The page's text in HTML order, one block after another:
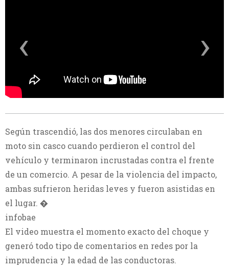
‹ ›
Según trascendió, las dos menores circulaban en
moto sin casco cuando perdieron el control del
vehículo y terminaron incrustadas contra el frente
de un comercio. A pesar de la violencia del impacto,
ambas sufrieron heridas leves y fueron asistidas en
el lugar. �
infobae
El video muestra el momento exacto del choque y
generó todo tipo de comentarios en redes por la
imprudencia y la edad de las conductoras.